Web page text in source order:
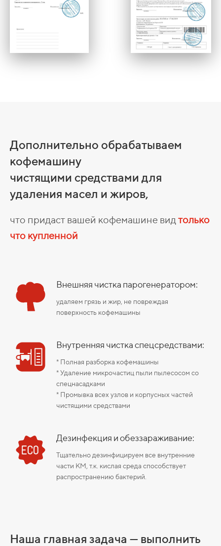
Дополнительно обрабатываем
кофемашину
чистящими средствами для
удаления масел и жиров,
что придаст вашей кофемашине вид только
что купленной
Внешняя чистка парогенератором:
удаляем грязь и жир, не повреждая
поверхность кофемашины
Внутренняя чистка спецсредствами:
* Полная разборка кофемашины
* Удаление микрочастиц пыли пылесосом со
спецнасадками
* Промывка всех узлов и корпусных частей
чистящими средствами
Дезинфекция и обеззараживание:
Тщательно дезинфицируем все внутренние
части КМ, т.к. кислая среда способствует
распространению бактерий.
Наша главная задача — выполнить